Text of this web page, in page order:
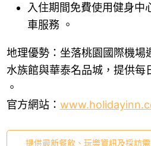
入住期間免費使用健身中
車服務 。
地理優勢：坐落桃園國際機場
水族館與華泰名品城，提供每
。
官方網站：
提供最新餐飲、玩樂資訊及採訪